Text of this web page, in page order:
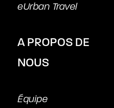
eUrban Travel
A PROPOS DE
NOUS
Équipe